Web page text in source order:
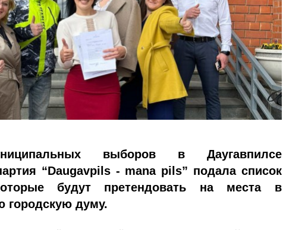
выборов в Даугавпилсе
“Daugavpils - mana pils” подала список
будут претендовать на места в
городскую думу.